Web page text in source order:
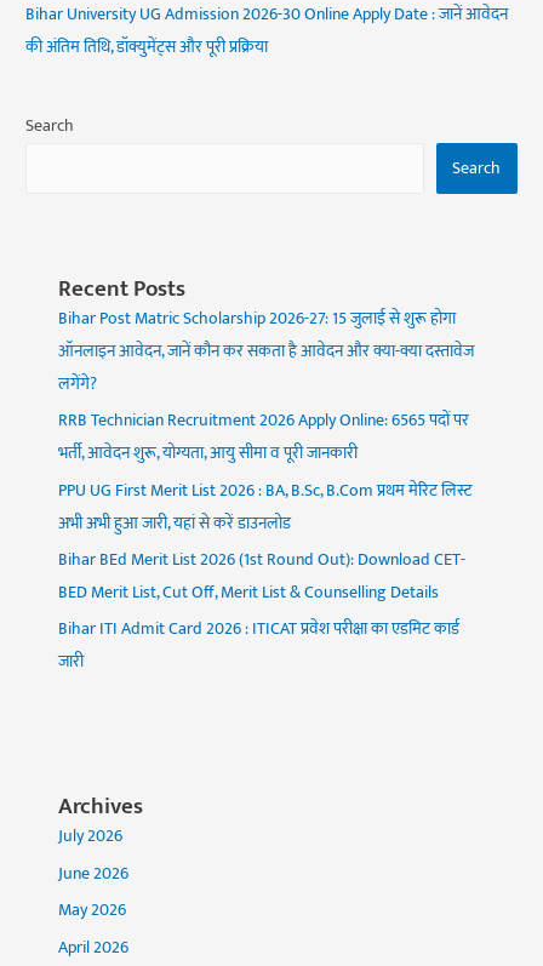
Bihar University UG Admission 2026-30 Online Apply Date : जानें आवेदन
की अंतिम तिथि, डॉक्युमेंट्स और पूरी प्रक्रिया
Search
Search
Recent Posts
Bihar Post Matric Scholarship 2026-27: 15 जुलाई से शुरू होगा
ऑनलाइन आवेदन, जानें कौन कर सकता है आवेदन और क्या-क्या दस्तावेज
लगेंगे?
RRB Technician Recruitment 2026 Apply Online: 6565 पदों पर
भर्ती, आवेदन शुरू, योग्यता, आयु सीमा व पूरी जानकारी
PPU UG First Merit List 2026 : BA, B.Sc, B.Com प्रथम मेरिट लिस्ट
अभी अभी हुआ जारी, यहां से करें डाउनलोड
Bihar BEd Merit List 2026 (1st Round Out): Download CET-
BED Merit List, Cut Off, Merit List & Counselling Details
Bihar ITI Admit Card 2026 : ITICAT प्रवेश परीक्षा का एडमिट कार्ड
जारी
Archives
July 2026
June 2026
May 2026
April 2026